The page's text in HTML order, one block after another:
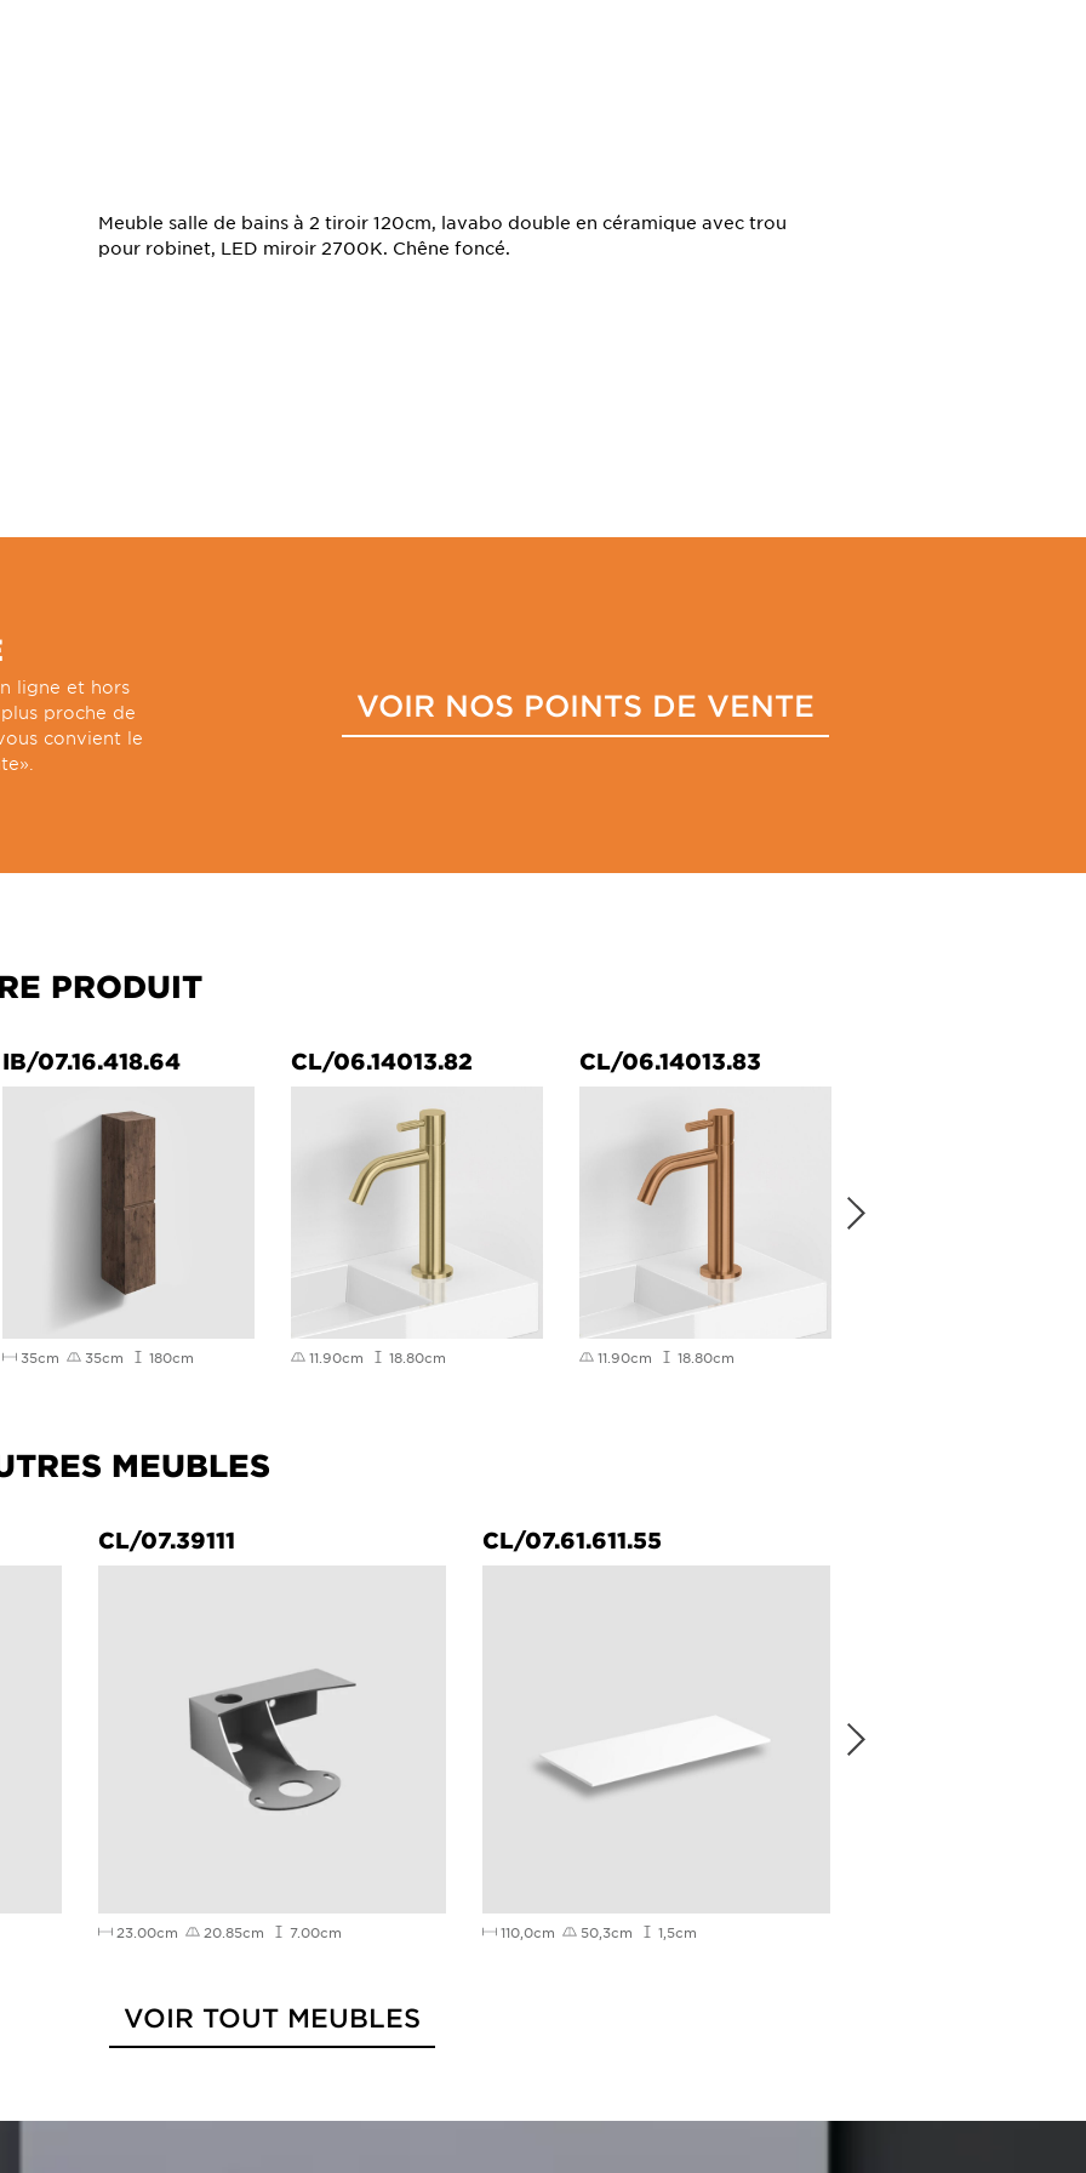
Meuble salle de bains à 2 tiroir 120cm, lavabo double en céramique avec trou
pour robinet, LED miroir 2700K. Chêne foncé.
ligne et hors
proche de
convient le
VOIR NOS POINTS DE VENTE
PRODUIT
IB/07.16.418.64
35cm 35cm 180cm
CL/06.14013.82
11.90cm 18.80cm
CL/06.14013.83
11.90cm 18.80cm
MEUBLES
CL/07.39111
23.00cm 20.85cm 7.00cm
CL/07.61.611.55
110,0cm 50,3cm 1,5cm
VOIR TOUT MEUBLES